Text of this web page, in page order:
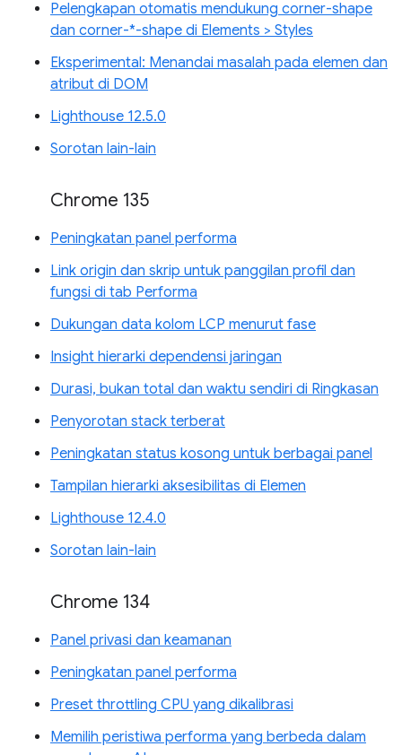
Pelengkapan otomatis mendukung corner-shape
dan corner-*-shape di Elements > Styles
Eksperimental: Menandai masalah pada elemen dan
atribut di DOM
Lighthouse 12.5.0
Sorotan lain-lain
Chrome 135
Peningkatan panel performa
Link origin dan skrip untuk panggilan profil dan
fungsi di tab Performa
Dukungan data kolom LCP menurut fase
Insight hierarki dependensi jaringan
Durasi, bukan total dan waktu sendiri di Ringkasan
Penyorotan stack terberat
Peningkatan status kosong untuk berbagai panel
Tampilan hierarki aksesibilitas di Elemen
Lighthouse 12.4.0
Sorotan lain-lain
Chrome 134
Panel privasi dan keamanan
Peningkatan panel performa
Preset throttling CPU yang dikalibrasi
Memilih peristiwa performa yang berbeda dalam